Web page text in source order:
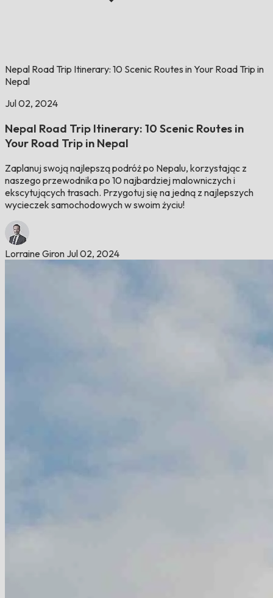
Nepal Road Trip Itinerary: 10 Scenic Routes in Your Road Trip in
Nepal
Jul 02, 2024
Nepal Road Trip Itinerary: 10 Scenic Routes in
Your Road Trip in Nepal
Zaplanuj swoją najlepszą podróż po Nepalu, korzystając z
naszego przewodnika po 10 najbardziej malowniczych i
ekscytujących trasach. Przygotuj się na jedną z najlepszych
wycieczek samochodowych w swoim życiu!
Lorraine Giron Jul 02, 2024